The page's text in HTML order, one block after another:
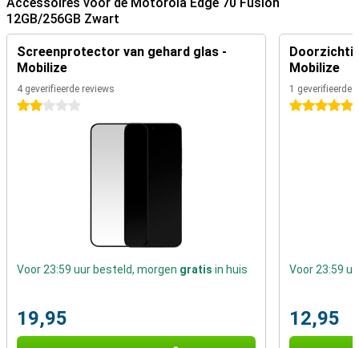
12GB/256GB Zwart
Screenprotector van gehard glas -
Mobilize
4 geverifieerde reviews
2 sterren
Voor 23:59 uur besteld, morgen gratis in huis
19,95
Mobilize
1 geverifieerde
5 sterren
Voor 23:59
12,95